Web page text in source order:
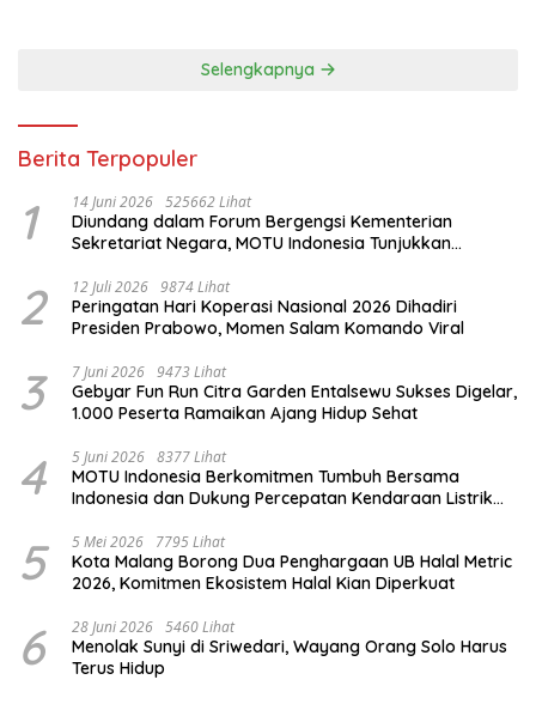
Selengkapnya
Berita Terpopuler
1 14 Juni 2026 525662 Lihat
Diundang dalam Forum Bergengsi Kementerian
Sekretariat Negara, MOTU Indonesia Tunjukkan
2 12 Juli 2026 9874 Lihat
Peringatan Hari Koperasi Nasional 2026 Dihadiri
Presiden Prabowo, Momen Salam Komando Viral
3 7 Juni 2026 9473 Lihat
Gebyar Fun Run Citra Garden Entalsewu Sukses Digelar,
1.000 Peserta Ramaikan Ajang Hidup Sehat
4 5 Juni 2026 8377 Lihat
MOTU Indonesia Berkomitmen Tumbuh Bersama
Indonesia dan Dukung Percepatan Kendaraan Listrik
5 5 Mei 2026 7795 Lihat
Kota Malang Borong Dua Penghargaan UB Halal Metric
2026, Komitmen Ekosistem Halal Kian Diperkuat
6 28 Juni 2026 5460 Lihat
Menolak Sunyi di Sriwedari, Wayang Orang Solo Harus
Terus Hidup